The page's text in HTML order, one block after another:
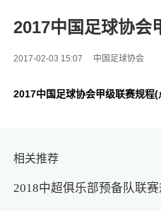
2017中国足球协会
2017-02-03 15:07 中国足球协会
2017中国足球协会甲级联赛规程(
相关推荐
2018中超俱乐部预备队联